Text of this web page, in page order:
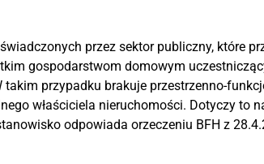
przez sektor publiczny, które
gospodarstwom domowym
przypadku brakuje przestrzenno-
właściciela nieruchomości. Dotyczy to
odpowiada orzeczeniu BFH z